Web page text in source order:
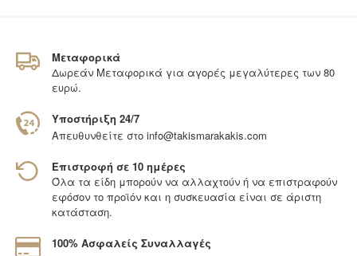
Μεταφορικά
Δωρεάν Μεταφορικά για αγορές μεγαλύτερες των 80
ευρώ.
Υποστήριξη 24/7
Απευθυνθείτε στο info@takismarakakis.com
Επιστροφή σε 10 ημέρες
Όλα τα είδη μπορούν να αλλαχτούν ή να επιστραφούν
εφόσον το προϊόν και η συσκευασία είναι σε άριστη
κατάσταση.
100% Ασφαλείς Συναλλαγές